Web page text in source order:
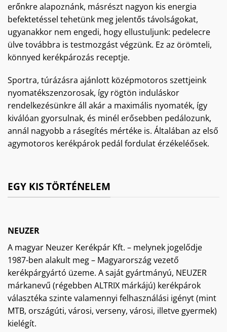
erőnkre alapoznánk, másrészt nagyon kis energia
befektetéssel tehetünk meg jelentős távolságokat,
ugyanakkor nem engedi, hogy ellustuljunk: pedelecre
ülve továbbra is testmozgást végzünk. Ez az örömteli,
könnyed kerékpározás receptje.
Sportra, túrázásra ajánlott középmotoros szettjeink
nyomatékszenzorosak, így rögtön induláskor
rendelkezésünkre áll akár a maximális nyomaték, így
kiválóan gyorsulnak, és minél erősebben pedálozunk,
annál nagyobb a rásegítés mértéke is. Általában az első
agymotoros kerékpárok pedál fordulat érzékeléősek.
EGY KIS TÖRTÉNELEM
NEUZER
A magyar Neuzer Kerékpár Kft. – melynek jogelődje
1987-ben alakult meg – Magyarország vezető
kerékpárgyártó üzeme. A saját gyártmányú, NEUZER
márkanevű (régebben ALTRIX márkájú) kerékpárok
választéka szinte valamennyi felhasználási igényt (mint
MTB, országúti, városi, verseny, városi, illetve gyermek)
kielégít.